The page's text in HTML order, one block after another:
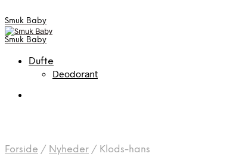
Smuk Baby
Smuk Baby
Dufte
Deodorant
Forside / Nyheder / Klods-hans